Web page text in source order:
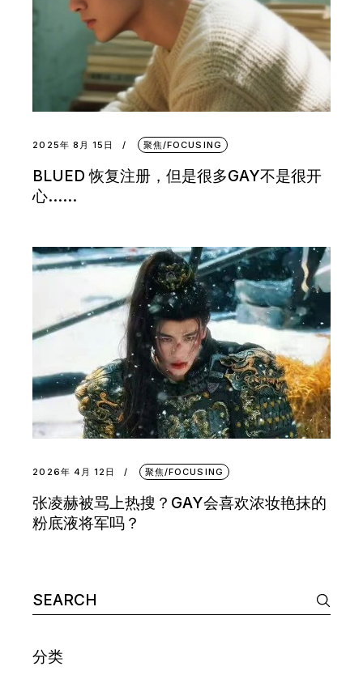
2025年 8月 15日 聚焦/FOCUSING
BLUED 恢复注册，但是很多GAY不是很开
心……
2026年 4月 12日 聚焦/FOCUSING
张凌赫被骂上热搜？GAY会喜欢浓妆艳抹的
粉底液将军吗？
Search
for:
分类